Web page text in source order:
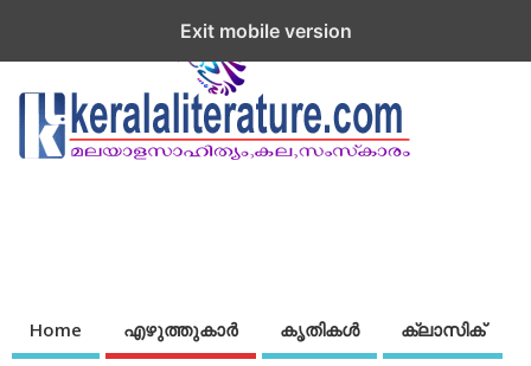
Home എഴുത്തുകാര്‍ കൃതികൾ ക്ലാസിക്
Exit mobile version